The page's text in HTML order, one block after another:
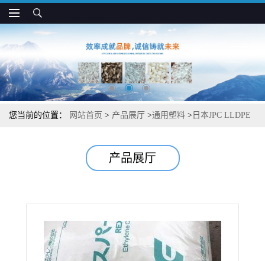
您当前的位置： 网站首页 > 产品展厅 >通用塑料 > 日本JPC LLDPE
产品展厅